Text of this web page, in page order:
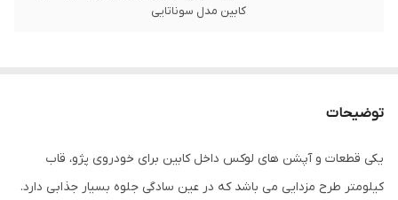
کابین مدل سوناتایی
توضیحات
یکی قطعات و آپشن های لوکس داخل کابین برای خودروی پژو، قاب
کیلومتر طرح مزدایی می باشد که در عین سادگی جلوه بسیار جذابی دارد.